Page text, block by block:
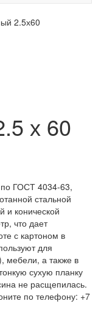
2.5х60
х 60
по ГОСТ 4034-63,
стальной
и конической
что дает
с картоном в
для
мебели, а также в
сухую планку
не расщепилась.
по телефону: +7